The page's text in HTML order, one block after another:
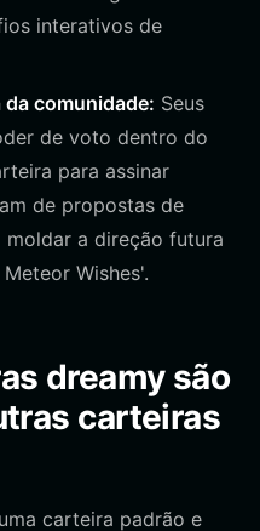
interativos de
comunidade: Seus
de voto dentro do
para assinar
de propostas de
moldar a direção futura
Wishes'.
dreamy são
carteiras
carteira padrão e